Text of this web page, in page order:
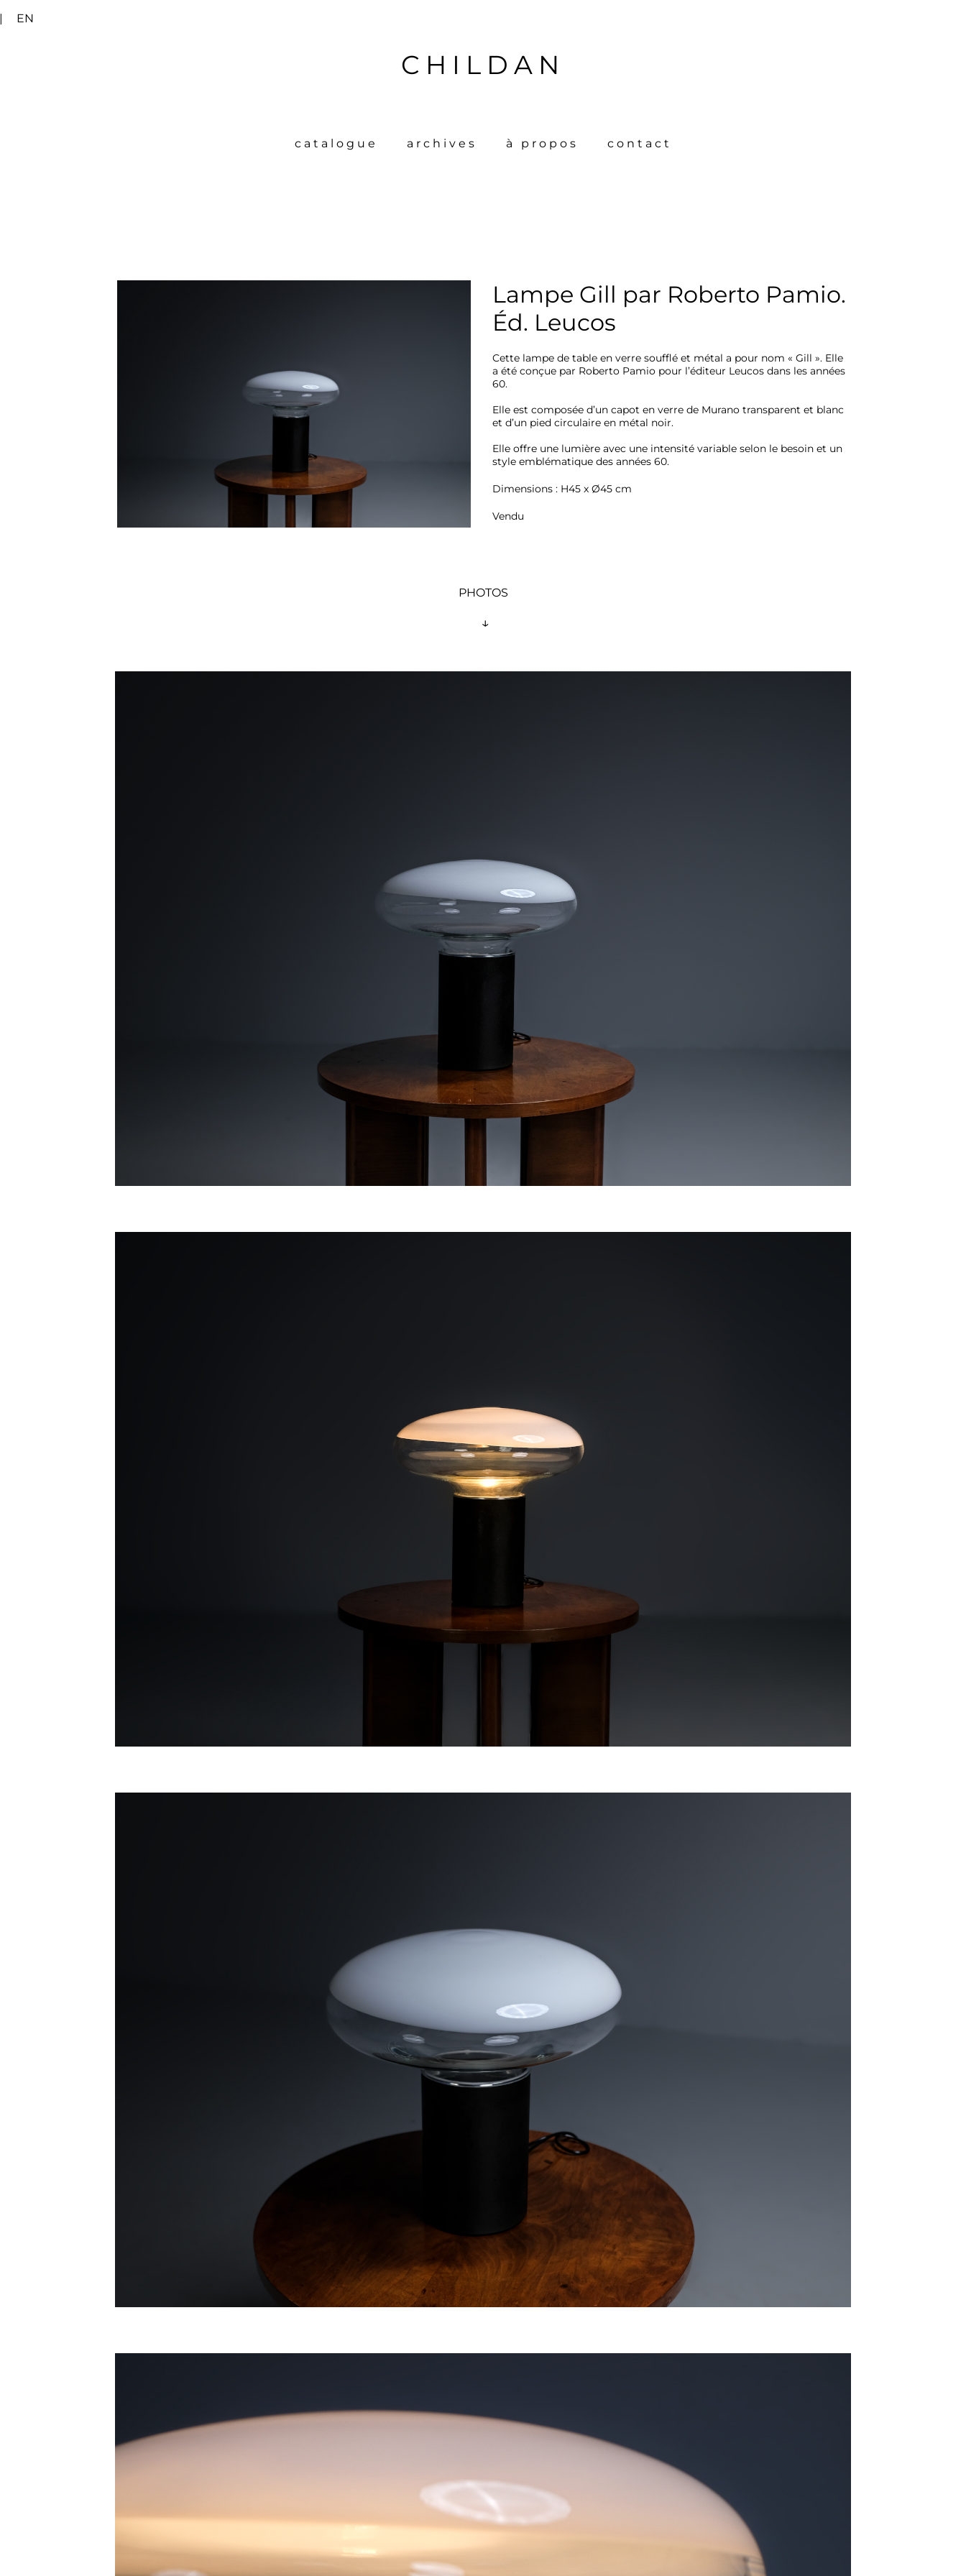
EN
CHILDAN
catalogue archives à propos contact
Lampe Gill par Roberto Pamio.
Éd. Leucos
Cette lampe de table en verre soufflé et métal a pour nom « Gill ». Elle
a été conçue par Roberto Pamio pour l’éditeur Leucos dans les années
60.
Elle est composée d’un capot en verre de Murano transparent et blanc
et d’un pied circulaire en métal noir.
Elle offre une lumière avec une intensité variable selon le besoin et un
style emblématique des années 60.
Dimensions : H45 x Ø45 cm
Vendu
PHOTOS
↓